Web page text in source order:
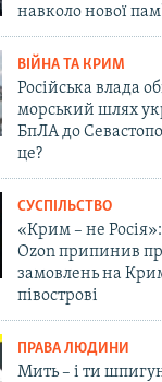
навколо нової
ВІЙНА ТА КРИМ
Російська влада
морський шлях
БпЛА до
це?
СУСПІЛЬСТВО
«Крим – не
Ozon припинив
замовлень на
півострові
ПРАВА ЛЮДИНИ
Мить – і ти